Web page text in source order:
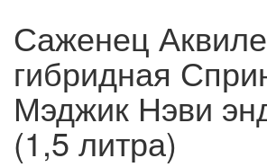
Саженец
гибридная
Мэджик Нэви
(1,5 литра)